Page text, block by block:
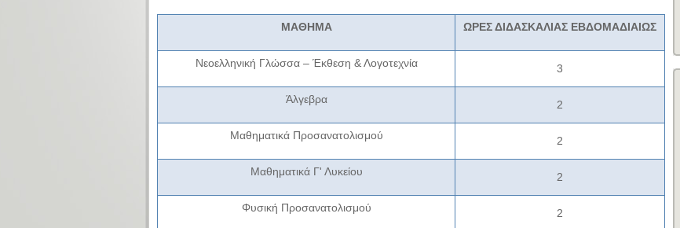
ΜΑΘΗΜΑ ΩΡΕΣ ΔΙΔΑΣΚΑΛΙΑΣ ΕΒΔΟΜΑΔΙΑΙΩΣ
Νεοελληνική Γλώσσα – Έκθεση & Λογοτεχνία 3
Άλγεβρα 2
Μαθηματικά Προσανατολισμού 2
Μαθηματικά Γ' Λυκείου 2
Φυσική Προσανατολισμού 2